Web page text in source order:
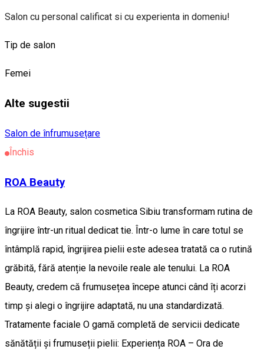
Salon cu personal calificat si cu experienta in domeniu!
Tip de salon
Femei
Alte sugestii
Salon de înfrumusețare
Închis
ROA Beauty
La ROA Beauty, salon cosmetica Sibiu transformam rutina de
îngrijire într-un ritual dedicat tie. Într-o lume în care totul se
întâmplă rapid, îngrijirea pielii este adesea tratată ca o rutină
grăbită, fără atenție la nevoile reale ale tenului. La ROA
Beauty, credem că frumusețea începe atunci când îți acorzi
timp și alegi o îngrijire adaptată, nu una standardizată.
Tratamente faciale O gamă completă de servicii dedicate
sănătății și frumuseții pielii: Experiența ROA – Ora de